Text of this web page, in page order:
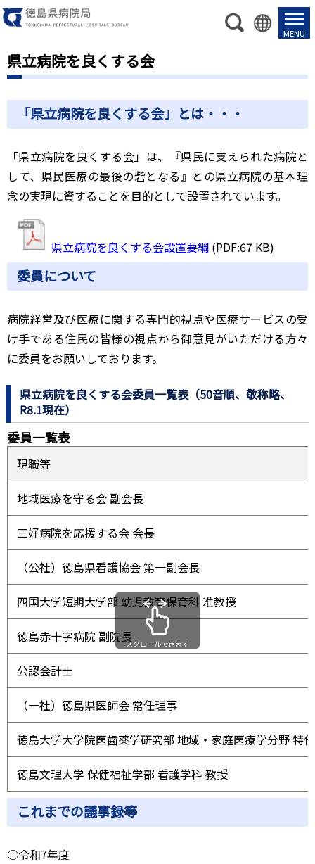
県立病院を良くする会
「県立病院を良くする会」とは・・・
「県立病院を良くする会」は、『県民に支えられた病院と
して、県民医療の最後の砦となる』との県立病院の基本理
念の実現に資することを目的として設置されています。
県立病院を良くする会設置要綱 (PDF:67 KB)
委員について
病院経営及び医療に関する専門的視点や医療サービスの受
け手である住民の皆様の視点から御意見がいただける方々
に委員をお願いしております。
県立病院を良くする会委員一覧表（50音順、敬称略、
R8.1現在）
委員一覧表
現職等
地域医療を守る会 副会長
三好病院を応援する会 会長
（公社）徳島県看護協会 第一副会長
四国大学短期大学部 幼児教育保育科 准教授
徳島赤十字病院 副院長
公認会計士
（一社）徳島県医師会 常任理事
徳島大学大学院医歯薬学研究部 地域・家庭医療学分野 特
徳島文理大学 保健福祉学部 看護学科 教授
スクロールできます
これまでの議事録等
○令和7年度